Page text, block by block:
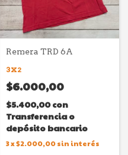
Remera TRD 6A
3X2
$6.000,00
$5.400,00con
Transferencia o
depósito bancario
3x$2.000,00 sin interés